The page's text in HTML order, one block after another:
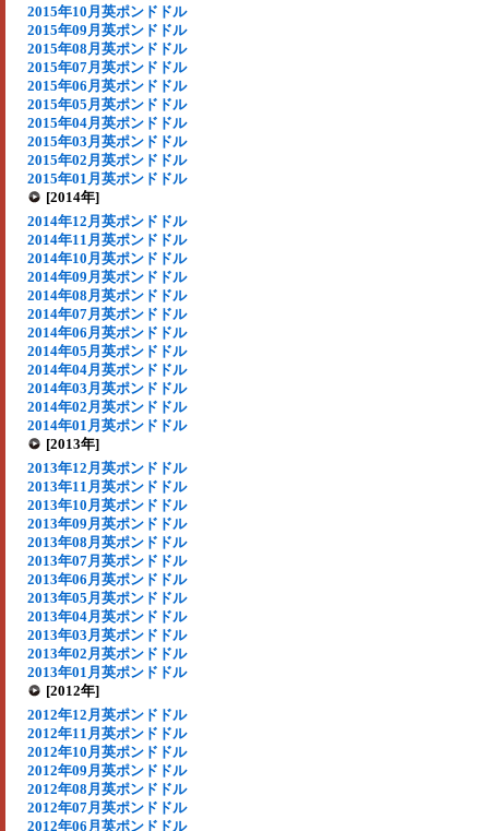
2015年10月英ポンドドル
2015年09月英ポンドドル
2015年08月英ポンドドル
2015年07月英ポンドドル
2015年06月英ポンドドル
2015年05月英ポンドドル
2015年04月英ポンドドル
2015年03月英ポンドドル
2015年02月英ポンドドル
2015年01月英ポンドドル
[2014年]
2014年12月英ポンドドル
2014年11月英ポンドドル
2014年10月英ポンドドル
2014年09月英ポンドドル
2014年08月英ポンドドル
2014年07月英ポンドドル
2014年06月英ポンドドル
2014年05月英ポンドドル
2014年04月英ポンドドル
2014年03月英ポンドドル
2014年02月英ポンドドル
2014年01月英ポンドドル
[2013年]
2013年12月英ポンドドル
2013年11月英ポンドドル
2013年10月英ポンドドル
2013年09月英ポンドドル
2013年08月英ポンドドル
2013年07月英ポンドドル
2013年06月英ポンドドル
2013年05月英ポンドドル
2013年04月英ポンドドル
2013年03月英ポンドドル
2013年02月英ポンドドル
2013年01月英ポンドドル
[2012年]
2012年12月英ポンドドル
2012年11月英ポンドドル
2012年10月英ポンドドル
2012年09月英ポンドドル
2012年08月英ポンドドル
2012年07月英ポンドドル
2012年06月英ポンドドル